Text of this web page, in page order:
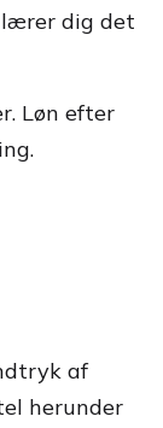
lærer dig det
Løn efter
af
herunder